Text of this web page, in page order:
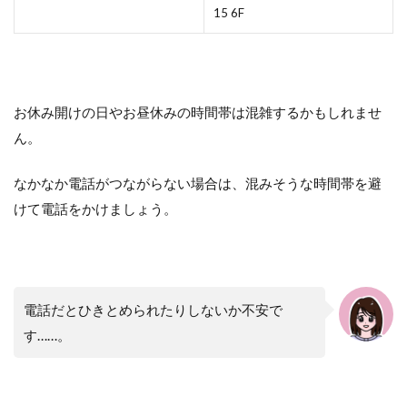
15 6F
お休み開けの日やお昼休みの時間帯は混雑するかもしれませ
ん。
なかなか電話がつながらない場合は、混みそうな時間帯を避
けて電話をかけましょう。
電話だとひきとめられたりしないか不安で
す……。